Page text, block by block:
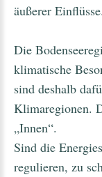
äußerer Einflüsse.
Die
klimatische
sind deshalb
Klimaregionen.
„Innen“.
Sind die
regulieren, zu